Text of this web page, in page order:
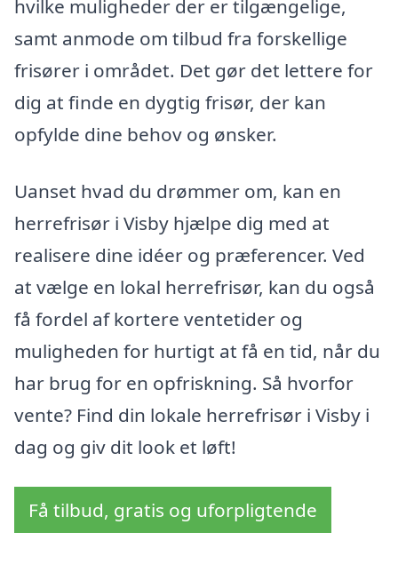
hvilke muligheder der er tilgængelige,
samt anmode om tilbud fra forskellige
frisører i området. Det gør det lettere for
dig at finde en dygtig frisør, der kan
opfylde dine behov og ønsker.
Uanset hvad du drømmer om, kan en
herrefrisør i Visby hjælpe dig med at
realisere dine idéer og præferencer. Ved
at vælge en lokal herrefrisør, kan du også
få fordel af kortere ventetider og
muligheden for hurtigt at få en tid, når du
har brug for en opfriskning. Så hvorfor
vente? Find din lokale herrefrisør i Visby i
dag og giv dit look et løft!
Få tilbud, gratis og uforpligtende